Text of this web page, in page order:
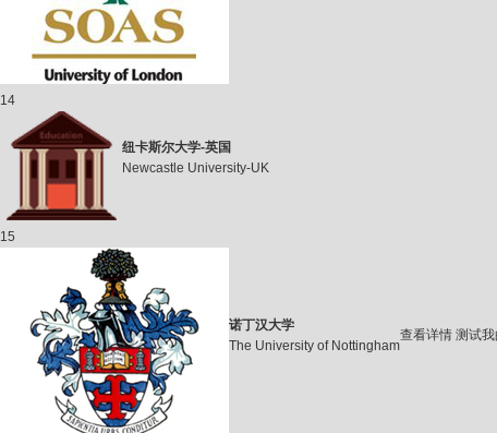
14
纽卡斯尔大学-英国
Newcastle University-UK
15
诺丁汉大学
The University of Nottingham
查看详情 测试